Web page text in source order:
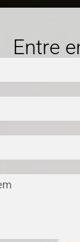
Entre